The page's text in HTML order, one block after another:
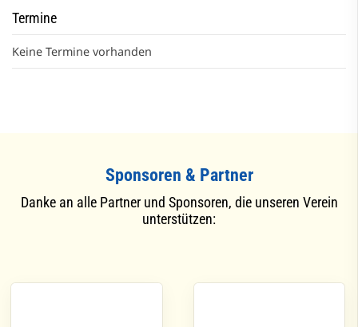
Termine
Keine Termine vorhanden
Sponsoren & Partner
Danke an alle Partner und Sponsoren, die unseren Verein
unterstützen: